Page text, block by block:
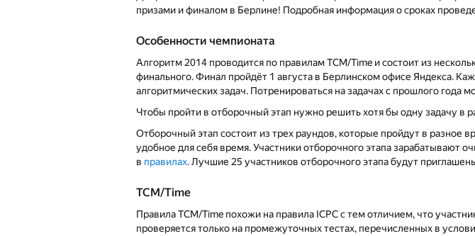
призами и финалом в Берлине! Подробная информация о сроках
Особенности чемпионата
Алгоритм 2014 проводится по правилам TCM/Time и состоит из
финального. Финал пройдёт 1 августа в Берлинском офисе Яндекса.
алгоритмических задач. Потренироваться на задачах с прошлого года
Чтобы пройти в отборочный этап нужно решить хотя бы одну задачу в
Отборочный этап состоит из трех раундов, которые пройдут в разное
удобное для себя время. Участники отборочного этапа зарабатывают
в правилах. Лучшие 25 участников отборочного этапа будут
TCM/Time
Правила TCM/Time похожи на правила ICPC с тем отличием, что
проверяется только на промежуточных тестах, перечисленных в